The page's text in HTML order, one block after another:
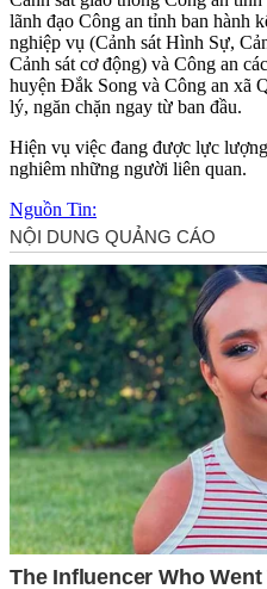
lãnh đạo Công an tỉnh ban hành
nghiệp vụ (Cảnh sát Hình Sự,
Cảnh sát cơ động) và Công an
huyện Đắk Song và Công an xã
lý, ngăn chặn ngay từ ban đầu.
Hiện vụ việc đang được lực
nghiêm những người liên quan.
Nguồn Tin: